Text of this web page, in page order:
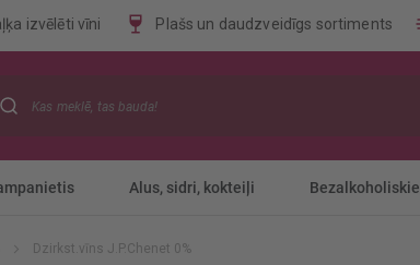
izvēlēti vīni Plašs un daudzveidīgs sortiments
Alus, sidri, kokteiļi Bezalkoholiskie
Dzirkst.vīns J.P.Chenet 0%